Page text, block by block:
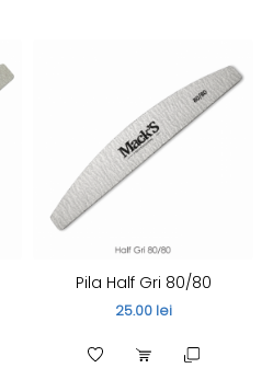
Pila Half Gri 80/80
25.00 lei